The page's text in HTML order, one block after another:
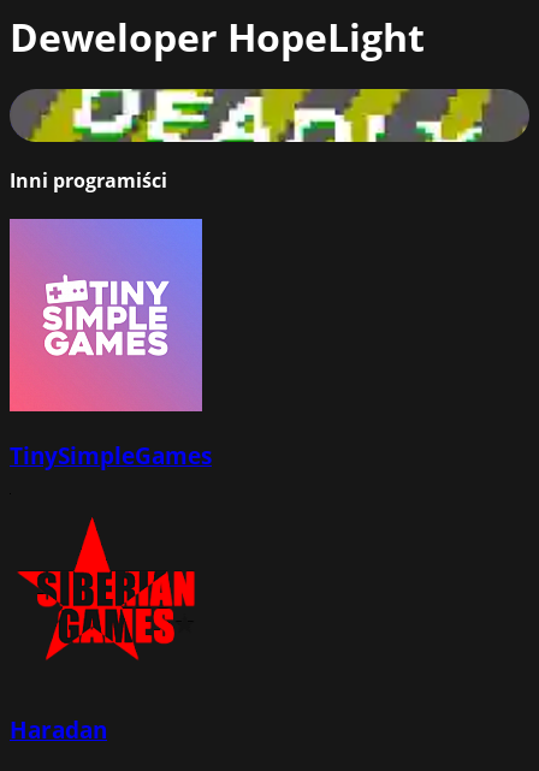
Deweloper HopeLight
DeadlyVirus
80%
Inni programiści
TinySimpleGames
Haradan